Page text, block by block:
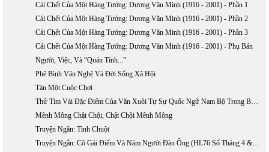
Cái Chết Của Một Hàng Tướng: Dương Văn Minh (1916 - 2001) - Phần 1
Cái Chết Của Một Hàng Tướng: Dương Văn Minh (1916 - 2001) - Phần 2
Cái Chết Của Một Hàng Tướng: Dương Văn Minh (1916 - 2001) - Phần 3
Cái Chết Của Một Hàng Tướng: Dương Văn Minh (1916 - 2001) - Phụ Bản
Người, Việc, Và “Quán Tính...”
Phê Bình Văn Nghệ Và Đời Sống Xã Hội
Tàn Một Cuộc Chơi
Thử Tìm Vài Đặc Điểm Của Văn Xuôi Tự Sự Quốc Ngữ Nam Bộ Trong Bước Khởi Đầu
Mênh Mông Chật Chội, Chật Chội Mênh Mông
Truyện Ngắn: Tình Chuột
Truyện Ngắn: Cô Gái Điếm Và Năm Người Đàn Ông (HL76 Số Tháng 4 & 5 Năm 2004)